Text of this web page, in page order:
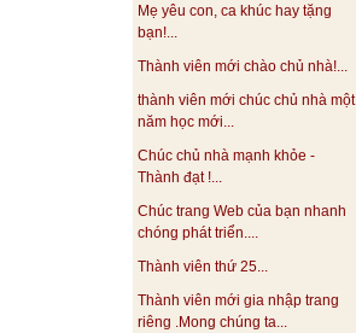
Mẹ yêu con, ca khúc hay tặng
bạn!...
Thành viên mới chào chủ nhà!...
thành viên mới chúc chủ nhà một
năm học mới...
Chúc chủ nhà mạnh khỏe -
Thành đạt !...
Chúc trang Web của bạn nhanh
chóng phát triển....
Thành viên thứ 25...
Thành viên mới gia nhập trang
riêng .Mong chúng ta...